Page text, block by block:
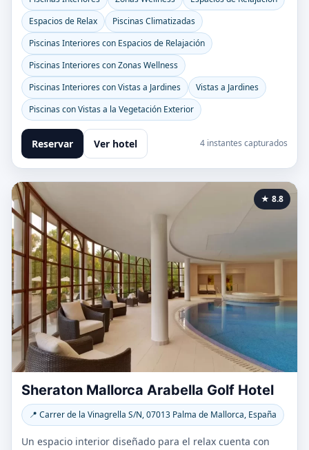
Espacios de Relax
Piscinas Climatizadas
Piscinas Interiores con Espacios de Relajación
Piscinas Interiores con Zonas Wellness
Piscinas Interiores con Vistas a Jardines
Vistas a Jardines
Piscinas con Vistas a la Vegetación Exterior
Reservar Ver hotel 4 instantes capturados
★ 8.8
Sheraton Mallorca Arabella Golf Hotel
📍 Carrer de la Vinagrella S/N, 07013 Palma de Mallorca, España
Un espacio interior diseñado para el relax cuenta con